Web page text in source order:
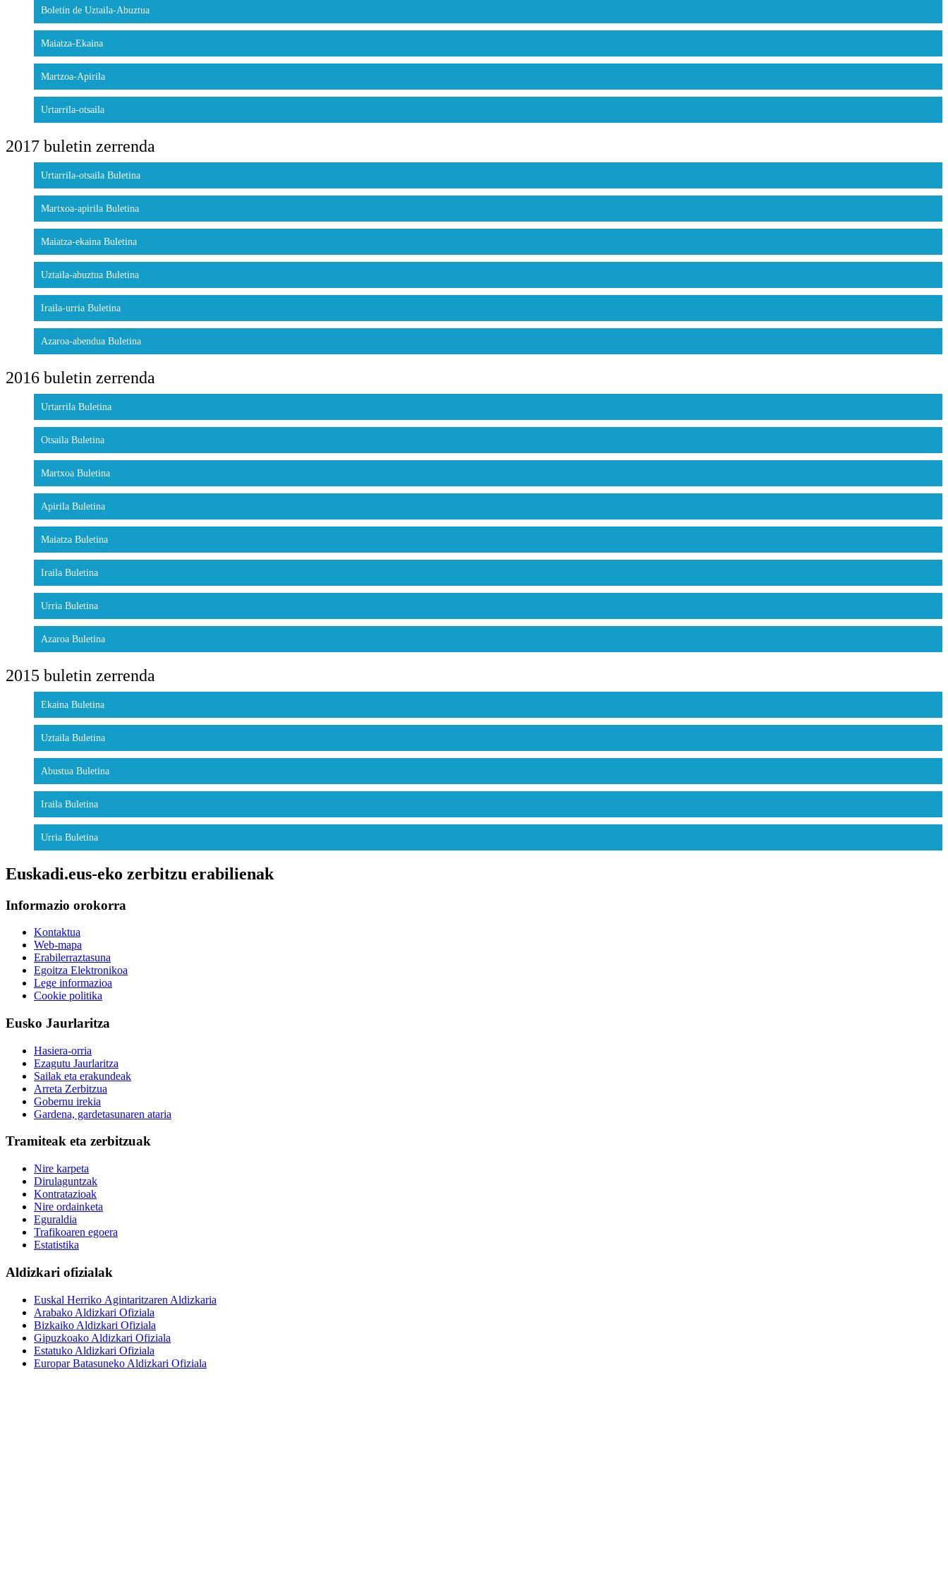
Boletín de Uztaila-Abuztua
Maiatza-Ekaina
Martzoa-Apirila
Urtarrila-otsaila
2017 buletin zerrenda
Urtarrila-otsaila Buletina
Martxoa-apirila Buletina
Maiatza-ekaina Buletina
Uztaila-abuztua Buletina
Iraila-urria Buletina
Azaroa-abendua Buletina
2016 buletin zerrenda
Urtarrila Buletina
Otsaila Buletina
Martxoa Buletina
Apirila Buletina
Maiatza Buletina
Iraila Buletina
Urria Buletina
Azaroa Buletina
2015 buletin zerrenda
Ekaina Buletina
Uztaila Buletina
Abustua Buletina
Iraila Buletina
Urria Buletina
Euskadi.eus-eko zerbitzu erabilienak
Informazio orokorra
Kontaktua
Web-mapa
Erabilerraztasuna
Egoitza Elektronikoa
Lege informazioa
Cookie politika
Eusko Jaurlaritza
Hasiera-orria
Ezagutu Jaurlaritza
Sailak eta erakundeak
Arreta Zerbitzua
Gobernu irekia
Gardena, gardetasunaren ataria
Tramiteak eta zerbitzuak
Nire karpeta
Dirulaguntzak
Kontratazioak
Nire ordainketa
Eguraldia
Trafikoaren egoera
Estatistika
Aldizkari ofizialak
Euskal Herriko Agintaritzaren Aldizkaria
Arabako Aldizkari Ofiziala
Bizkaiko Aldizkari Ofiziala
Gipuzkoako Aldizkari Ofiziala
Estatuko Aldizkari Ofiziala
Europar Batasuneko Aldizkari Ofiziala